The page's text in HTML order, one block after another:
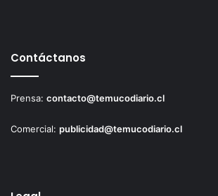
Contáctanos
Prensa: contacto@temucodiario.cl
Comercial: publicidad@temucodiario.cl